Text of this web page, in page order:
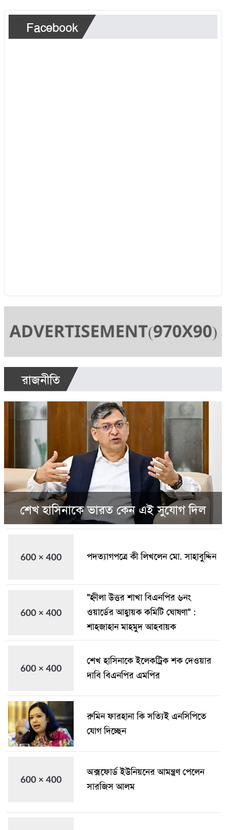
Facebook
রাজনীতি
শেখ হাসিনাকে ভারত কেন এই সুযোগ দিল
পদত্যাগপত্রে কী লিখলেন মো. সাহাবুদ্দিন
"হ্নীলা উত্তর শাখা বিএনপির ৬নং
ওয়ার্ডের আহ্বায়ক কমিটি ঘোষণা" :
শাহজাহান মাহমুদ আহবায়ক
শেখ হাসিনাকে ইলেকট্রিক শক দেওয়ার
দাবি বিএনপির এমপির
রুমিন ফারহানা কি সত্যিই এনসিপিতে
যোগ দিচ্ছেন
অক্সফোর্ড ইউনিয়নের আমন্ত্রণ পেলেন
সারজিস আলম